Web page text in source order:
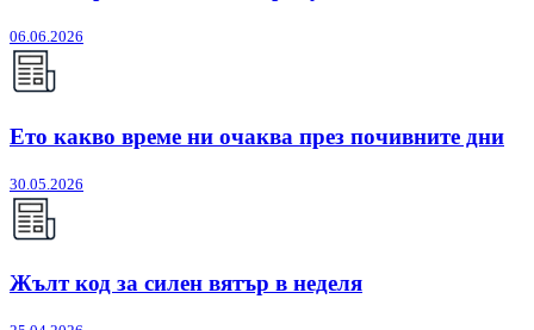
06.06.2026
Ето какво време ни очаква през почивните дни
30.05.2026
Жълт код за силен вятър в неделя